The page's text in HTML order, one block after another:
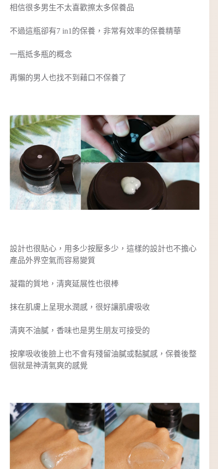
相信很多男生不太喜歡擦太多保養品
不過這瓶卻有7 in1的保養，非常有效率的保養精華
一瓶抵多瓶的概念
再懶的男人也找不到藉口不保養了
設計也很貼心，用多少按壓多少，這樣的設計也不擔心
產品外界空氣而容易變質
凝霜的質地，清爽延展性也很棒
抹在肌膚上呈現水潤感，很好讓肌膚吸收
清爽不油膩，香味也是男生朋友可接受的
按摩吸收後臉上也不會有殘留油膩或黏膩感，保養後整
個就是神清氣爽的感覺